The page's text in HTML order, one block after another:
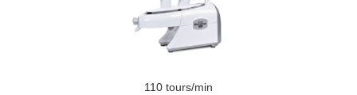
110 tours/min